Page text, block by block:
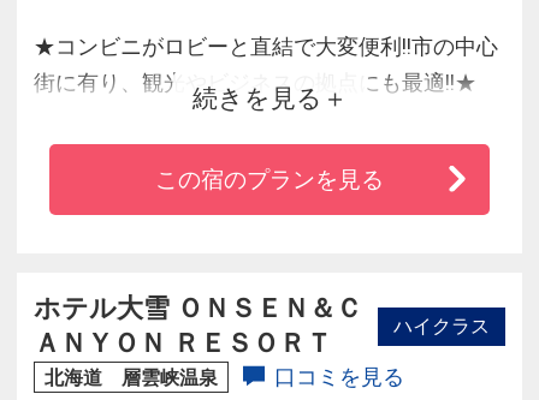
★コンビニがロビーと直結で大変便利!!市の中心
街に有り、観光やビジネスの拠点にも最適!!★
ホテル目の前に旭川空港行きのバス停がござい
道北一の飲食街3・6(サンロク)にも近くお楽しみ
頂けます。
和食レストラン・喫茶や各種宴会・会合等の施
続きを見る
この宿のプランを見る
ホテル大雪 ＯＮＳＥＮ＆Ｃ
ＡＮＹＯＮ ＲＥＳＯＲＴ
ハイクラス
北海道 層雲峡温泉 口コミを見る